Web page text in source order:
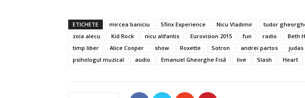
ETICHETE mircea baniciu Sfinx Experience Nicu Vladimir tudor
zoia alecu
Kid Rock nicu alifantis Eurovision 2015 fun radio Beth
timp liber
Alice Cooper show Roxette Sotron andrei partos
psihologul muzical
audio Emanuel Gheorghe Fisă live Slash Heart